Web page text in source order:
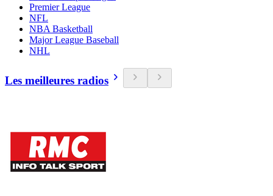
Premier League
NFL
NBA Basketball
Major League Baseball
NHL
Les meilleures radios